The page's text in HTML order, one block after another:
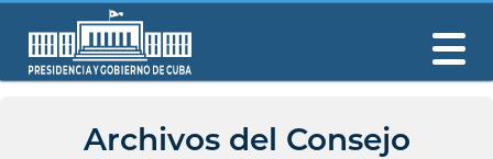
Archivos del Consejo